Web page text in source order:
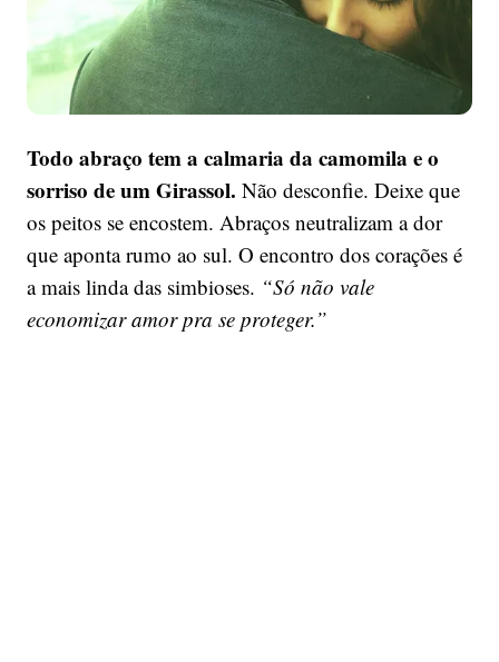
Todo abraço tem a calmaria da camomila e o
sorriso de um Girassol. Não desconfie. Deixe que
os peitos se encostem. Abraços neutralizam a dor
que aponta rumo ao sul. O encontro dos corações é
a mais linda das simbioses. “Só não vale
economizar amor pra se proteger.”